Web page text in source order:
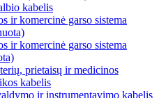
kabelis
ir komercinė garso sistema
ir komercinė garso sistema
prietaisų ir medicinos
kabelis
ir instrumentavimo kabelis